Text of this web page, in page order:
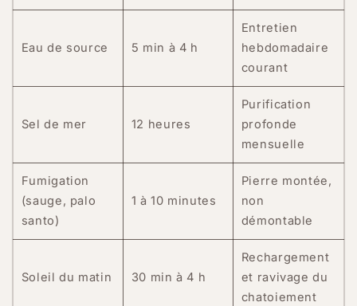
Eau de source 5 min à 4 h
Entretien
hebdomadaire
courant
Sel de mer 12 heures
Purification
profonde
mensuelle
Fumigation
(sauge, palo
santo)
1 à 10 minutes
Pierre montée,
non
démontable
Soleil du matin 30 min à 4 h
Rechargement
et ravivage du
chatoiement